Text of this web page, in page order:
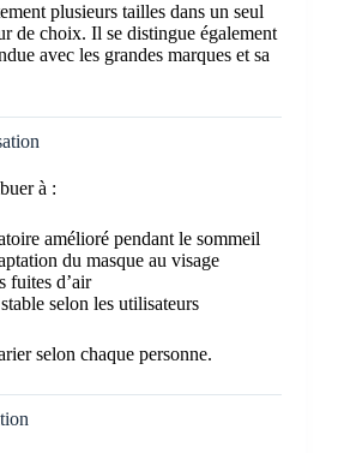
plusieurs tailles dans un seul
de choix. Il se distingue également
avec les grandes marques et sa
à :
amélioré pendant le sommeil
du masque au visage
fuites d’air
selon les utilisateurs
selon chaque personne.